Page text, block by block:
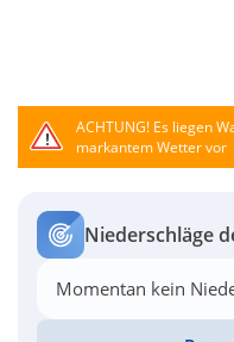
ACHTUNG!Es liegen
markantem Wetter vor
Niederschläge
Momentan kein